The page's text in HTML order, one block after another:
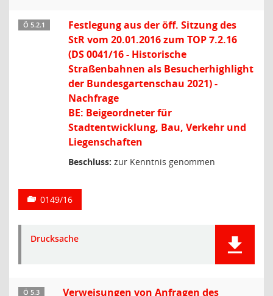
Ö 5.2.1
Festlegung aus der öff. Sitzung des
StR vom 20.01.2016 zum TOP 7.2.16
(DS 0041/16 - Historische
Straßenbahnen als Besucherhighlight
der Bundesgartenschau 2021) -
Nachfrage
BE: Beigeordneter für
Stadtentwicklung, Bau, Verkehr und
Liegenschaften
Beschluss: zur Kenntnis genommen
0149/16
Drucksache
Ö 5.3
Verweisungen von Anfragen des